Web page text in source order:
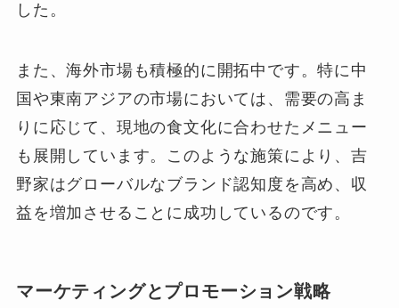
した。
また、海外市場も積極的に開拓中です。特に中
国や東南アジアの市場においては、需要の高ま
りに応じて、現地の食文化に合わせたメニュー
も展開しています。このような施策により、吉
野家はグローバルなブランド認知度を高め、収
益を増加させることに成功しているのです。
マーケティングとプロモーション戦略